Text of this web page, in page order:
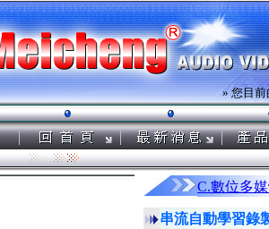
» 您目
C.數位多
串流自動學習錄